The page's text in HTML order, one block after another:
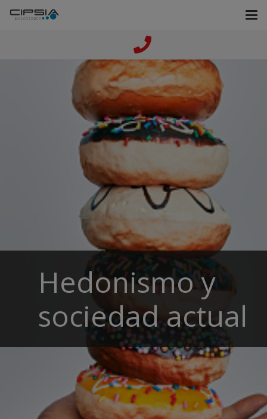
Hedonismo y
sociedad actual